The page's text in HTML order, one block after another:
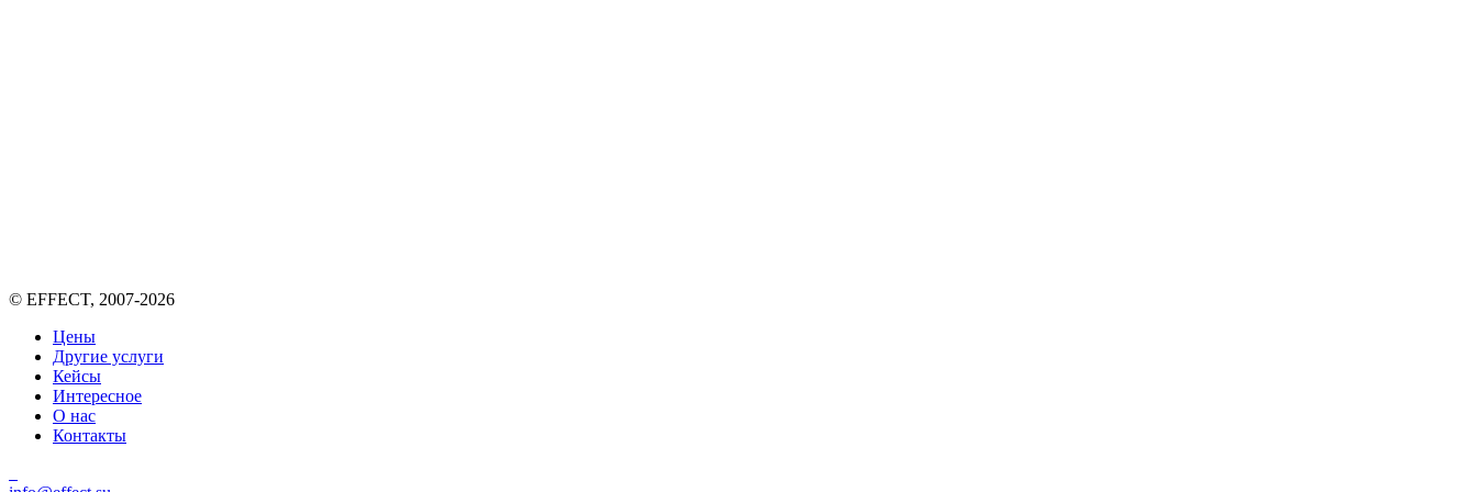
© EFFECT, 2007-2026
Цены
Другие услуги
Кейсы
Интересное
О нас
Контакты